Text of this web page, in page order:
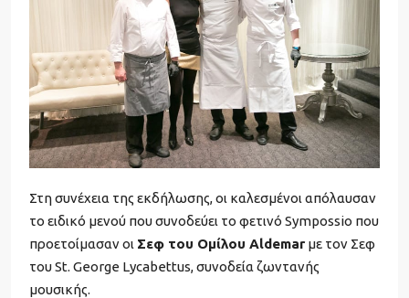
Στη συνέχεια της εκδήλωσης, οι καλεσμένοι απόλαυσαν
το ειδικό μενού που συνοδεύει το φετινό Sympossio που
προετοίμασαν οι Σεφ του Ομίλου Aldemar με τον Σεφ
του St. George Lycabettus, συνοδεία ζωντανής
μουσικής.